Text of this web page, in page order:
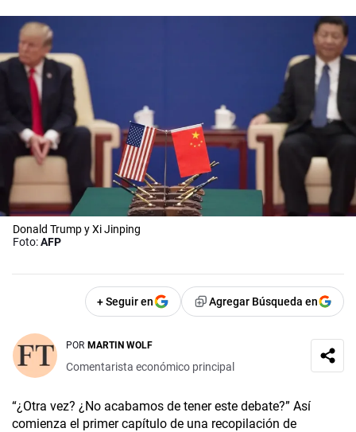
Donald Trump y Xi Jinping
Foto:AFP
+ Seguir en Agregar Búsqueda en
POR MARTIN WOLF
Comentarista económico principal
“¿Otra vez? ¿No acabamos de tener este debate?” Así
comienza el primer capítulo de una recopilación de